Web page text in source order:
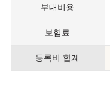
부대비용
보험료
등록비 합계